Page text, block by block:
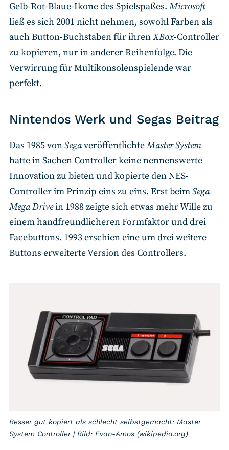
Gelb-Rot-Blaue-Ikone des Spielspaßes. Microsoft
ließ es sich 2001 nicht nehmen, sowohl Farben als
auch Button-Buchstaben für ihrenXBox-Controller
zu kopieren, nur in anderer Reihenfolge. Die
Verwirrung für Multikonsolenspielende war
perfekt.
Nintendos Werk und Segas Beitrag
Das 1985 vonSegaveröffentlichteMaster System
hatte in Sachen Controller keine nennenswerte
Innovation zu bieten und kopierte den NES-
Controller im Prinzip eins zu eins. Erst beimSega
Mega Drivein 1988 zeigte sich etwas mehr Wille zu
einem handfreundlicheren Formfaktor und drei
Facebuttons. 1993 erschien eine um drei weitere
Buttons erweiterte Version des Controllers.
Besser gut kopiert als schlecht selbstgemacht: Master
System Controller | Bild: Evan-Amos (wikipedia.org)